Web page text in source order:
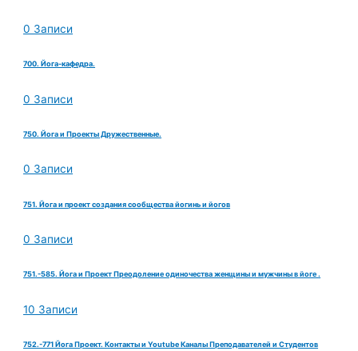
0 Записи
700. Йога-кафедра.
0 Записи
750. Йога и Проекты Дружественные.
0 Записи
751. Йога и проект создания сообщества йогинь и йогов
0 Записи
751.-585. Йога и Проект Преодоление одиночества женщины и мужчины в йоге .
10 Записи
752.-771 Йога Проект. Контакты и Youtube Каналы Преподавателей и Студентов